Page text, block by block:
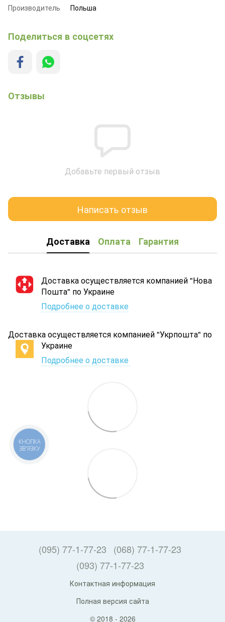
Производитель
Польша
Поделиться в соцсетях
Отзывы
Добавьте первый отзыв
Написать отзыв
Доставка Оплата Гарантия
Доставка осуществляется компанией "Нова
Пошта" по Украине
Подробнее о доставке
Доставка осуществляется компанией "Укрпошта" по
Украине
Подробнее о доставке
(095) 77-1-77-23
(068) 77-1-77-23
(093) 77-1-77-23
Контактная информация
Полная версия сайта
© 2018 - 2026
КНОПКА
ЗВ'ЯЗКУ